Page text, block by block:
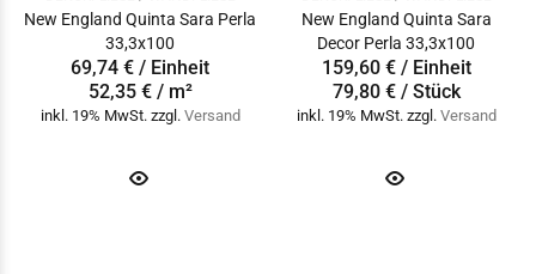
New England Quinta Sara Perla
33,3x100
69,74 € / Einheit
52,35 € / m²
inkl. 19% MwSt. zzgl. Versand
New England Quinta Sara
Decor Perla 33,3x100
159,60 € / Einheit
79,80 € / Stück
inkl. 19% MwSt. zzgl. Versand